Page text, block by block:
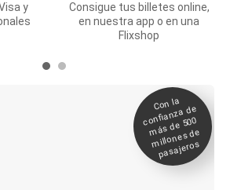
y
Consigue tus billetes online,
en nuestra app o en una
Flixshop
Con la
confianza de
más de 500
millones de
pasajeros